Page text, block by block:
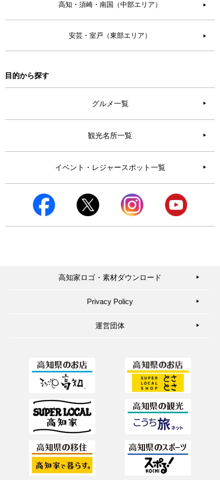
高知・須崎・南国（中部エリア） ▶︎
安芸・室戸（東部エリア） ▶︎
目的から探す
グルメ一覧
観光名所一覧
イベント・レジャースポット一覧
高知家ロゴ・素材ダウンロード ▶︎
Privacy Policy ▶︎
運営団体 ▶︎